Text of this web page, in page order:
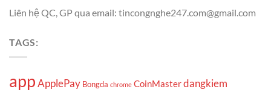
Liên hệ QC, GP qua email: tincongnghe247.com@gmail.com
TAGS:
appApplePay Bongda chrome CoinMasterdangkiem